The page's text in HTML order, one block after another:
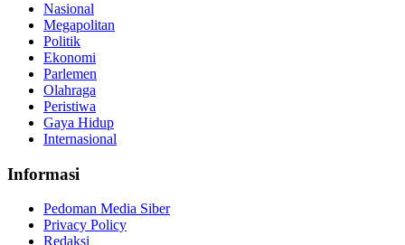
Nasional
Megapolitan
Politik
Ekonomi
Parlemen
Olahraga
Peristiwa
Gaya Hidup
Internasional
Informasi
Pedoman Media Siber
Privacy Policy
Redaksi